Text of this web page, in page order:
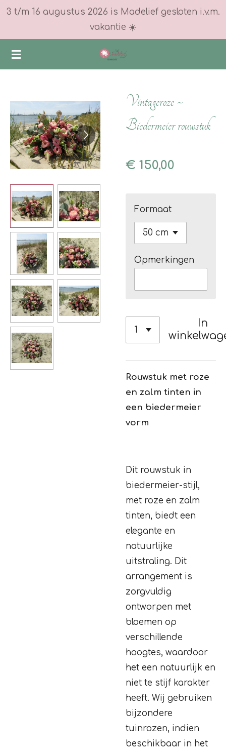
Ga
naar
de
hoofdinhoud
3 t/m 16 augustus 2026 is Madelief gesloten i.v.m.
vakantie ☀️
Vintageroze ~
Biedermeier rouwstuk
€ 150,00
Formaat
Opmerkingen
In
Rouwstuk met roze
en zalm tinten in
een biedermeier
vorm
Dit rouwstuk in
biedermeier-stijl,
met roze en zalm
tinten, biedt een
elegante en
natuurlijke
uitstraling. Dit
arrangement is
zorgvuldig
ontworpen met
bloemen op
verschillende
hoogtes, waardoor
het een natuurlijk en
niet te stijf karakter
heeft. Wij gebruiken
bijzondere
tuinrozen, indien
beschikbaar in het